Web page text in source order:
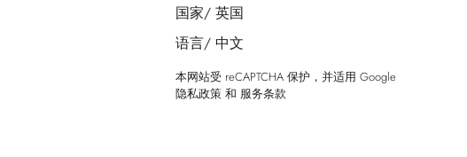
国家/ 英国
语言/ 中文
本网站受 reCAPTCHA 保护，并适用 Google
隐私政策 和 服务条款